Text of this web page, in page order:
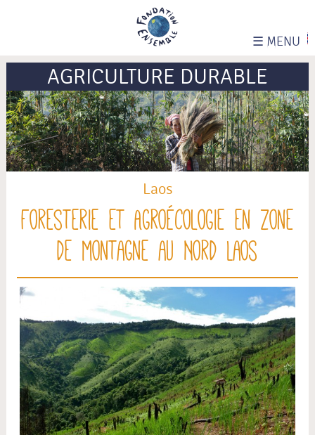
☰ MENU
AGRICULTURE DURABLE
Laos
Foresterie et Agroécologie en zone
de montagne au Nord Laos